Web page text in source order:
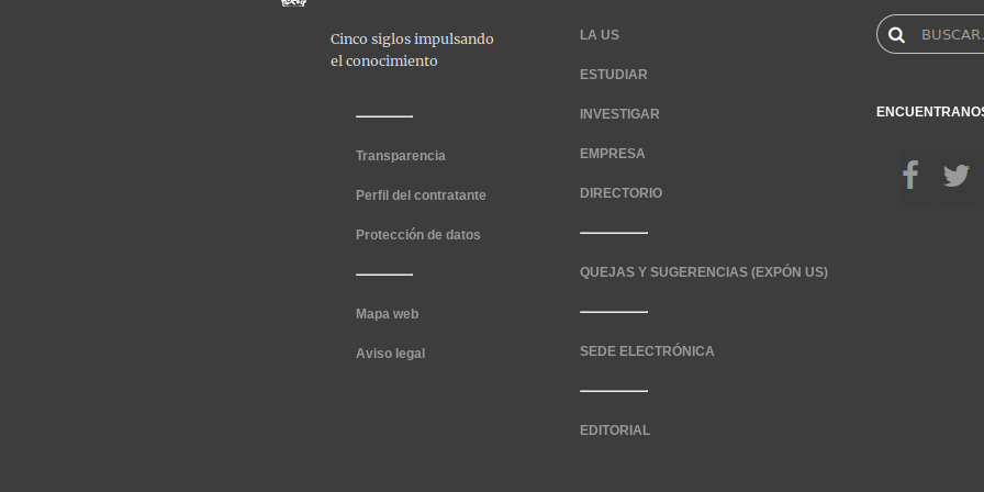
Transparencia
Perfil del contratante
Protección de datos
Mapa web
Aviso legal
LA US
ESTUDIAR
INVESTIGAR
EMPRESA
DIRECTORIO
QUEJAS Y SUGERENCIAS (EXPÓN US)
SEDE ELECTRÓNICA
EDITORIAL